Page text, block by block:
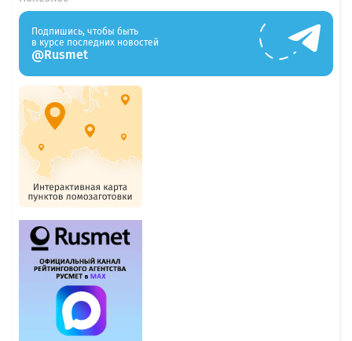
Подпишись, чтобы быть
в курсе последних новостей
@Rusmet